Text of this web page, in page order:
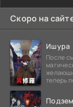
Скоро на
Ишура
После
теперь